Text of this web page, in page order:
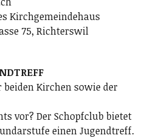
Kirchgemeindehaus
75, Richterswil
beiden Kirchen sowie der
vor? Der Schopfclub bietet
einen Jugendtreff.